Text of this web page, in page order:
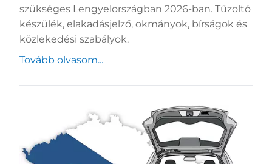
szükséges Lengyelországban 2026-ban. Tűzoltó
készülék, elakadásjelző, okmányok, bírságok és
közlekedési szabályok.
Tovább olvasom...